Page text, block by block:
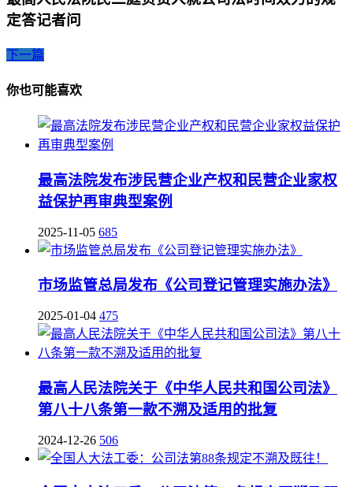
定答记者问
下一篇
你也可能喜欢
最高法院发布涉民营企业产权和民营企业家权
益保护再审典型案例
2025-11-05 685
市场监管总局发布《公司登记管理实施办法》
2025-01-04 475
最高人民法院关于《中华人民共和国公司法》
第八十八条第一款不溯及适用的批复
2024-12-26 506